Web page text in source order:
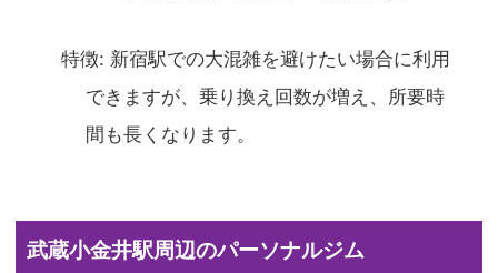
特徴: 新宿駅での大混雑を避けたい場合に利用
できますが、乗り換え回数が増え、所要時
間も長くなります。
武蔵小金井駅周辺のパーソナルジム